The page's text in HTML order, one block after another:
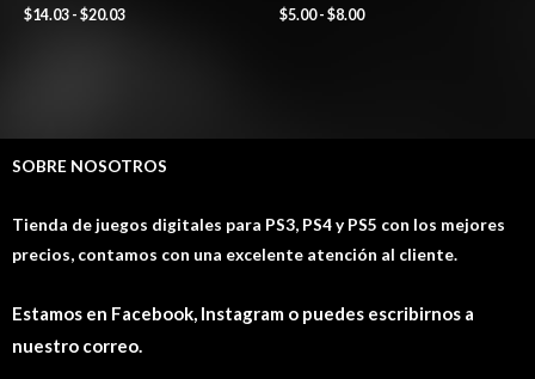
$14.03 - $20.03 $5.00 - $8.00
SOBRE NOSOTROS
Tienda de juegos digitales para PS3, PS4 y PS5 con los mejores
precios, contamos con una excelente atención al cliente.
Estamos en Facebook, Instagram o puedes escribirnos a
nuestro correo.